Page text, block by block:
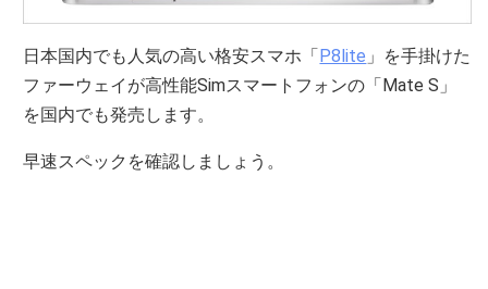
日本国内でも人気の高い格安スマホ「P8lite 」を手掛けた
ファーウェイが高性能Simスマートフォンの「Mate S」
を国内でも発売します。
早速スペックを確認しましょう。